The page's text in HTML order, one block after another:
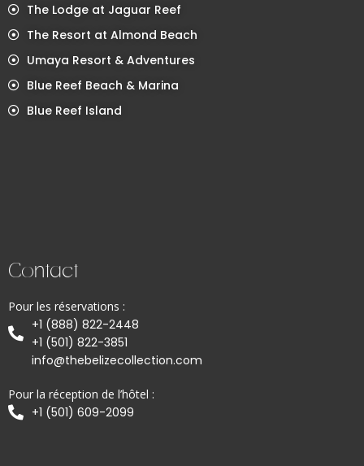
The Lodge at Jaguar Reef
The Resort at Almond Beach
Umaya Resort & Adventures
Blue Reef Beach & Marina
Blue Reef Island
Contact
Pour les réservations :
+1 (888) 822-2448
+1 (501) 822-3851
info@thebelizecollection.com
Pour la réception de l’hôtel :
+1 (501) 609-2099